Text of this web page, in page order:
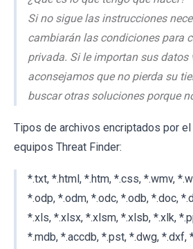
Si no sigue las instrucciones
cambiarán las condiciones para
privada. Si le importan sus datos
aconsejamos que no pierda su
buscar otras soluciones porque
Tipos de archivos encriptados por
equipos Threat Finder:
*.txt, *.html, *.htm, *.css, *.wmv,
*.odp, *.odm, *.odc, *.odb, *.doc,
*.xls, *.xlsx, *.xlsm, *.xlsb, *.xlk,
*.mdb, *.accdb, *.pst, *.dwg, *.dxf,